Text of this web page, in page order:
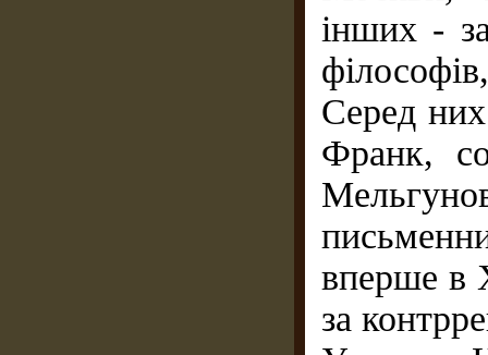
інших -
Серед
Франк,
вперше в
за